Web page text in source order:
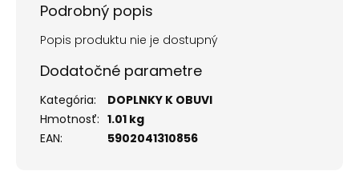
Podrobný popis
Popis produktu nie je dostupný
Dodatočné parametre
Kategória:
DOPLNKY K OBUVI
Hmotnosť: 1.01 kg
EAN: 5902041310856